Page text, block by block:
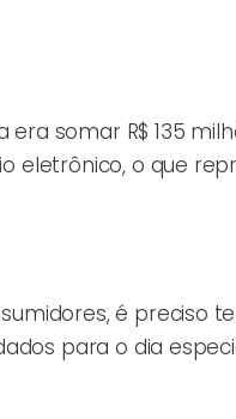
era somar R$ 135
eletrônico, o que
é preciso
para o dia